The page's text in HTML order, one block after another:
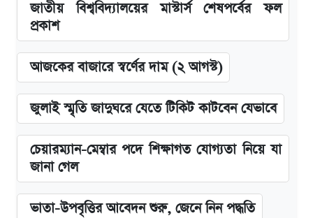
জাতীয় বিশ্ববিদ্যালয়ের মাস্টার্স শেষপর্বের ফল
প্রকাশ
আজকের বাজারে স্বর্ণের দাম (২ আগস্ট)
জুলাই স্মৃতি জাদুঘরে যেতে টিকিট কাটবেন যেভাবে
চেয়ারম্যান-মেম্বার পদে শিক্ষাগত যোগ্যতা নিয়ে যা
জানা গেল
ভাতা-উপবৃত্তির আবেদন শুরু, জেনে নিন পদ্ধতি